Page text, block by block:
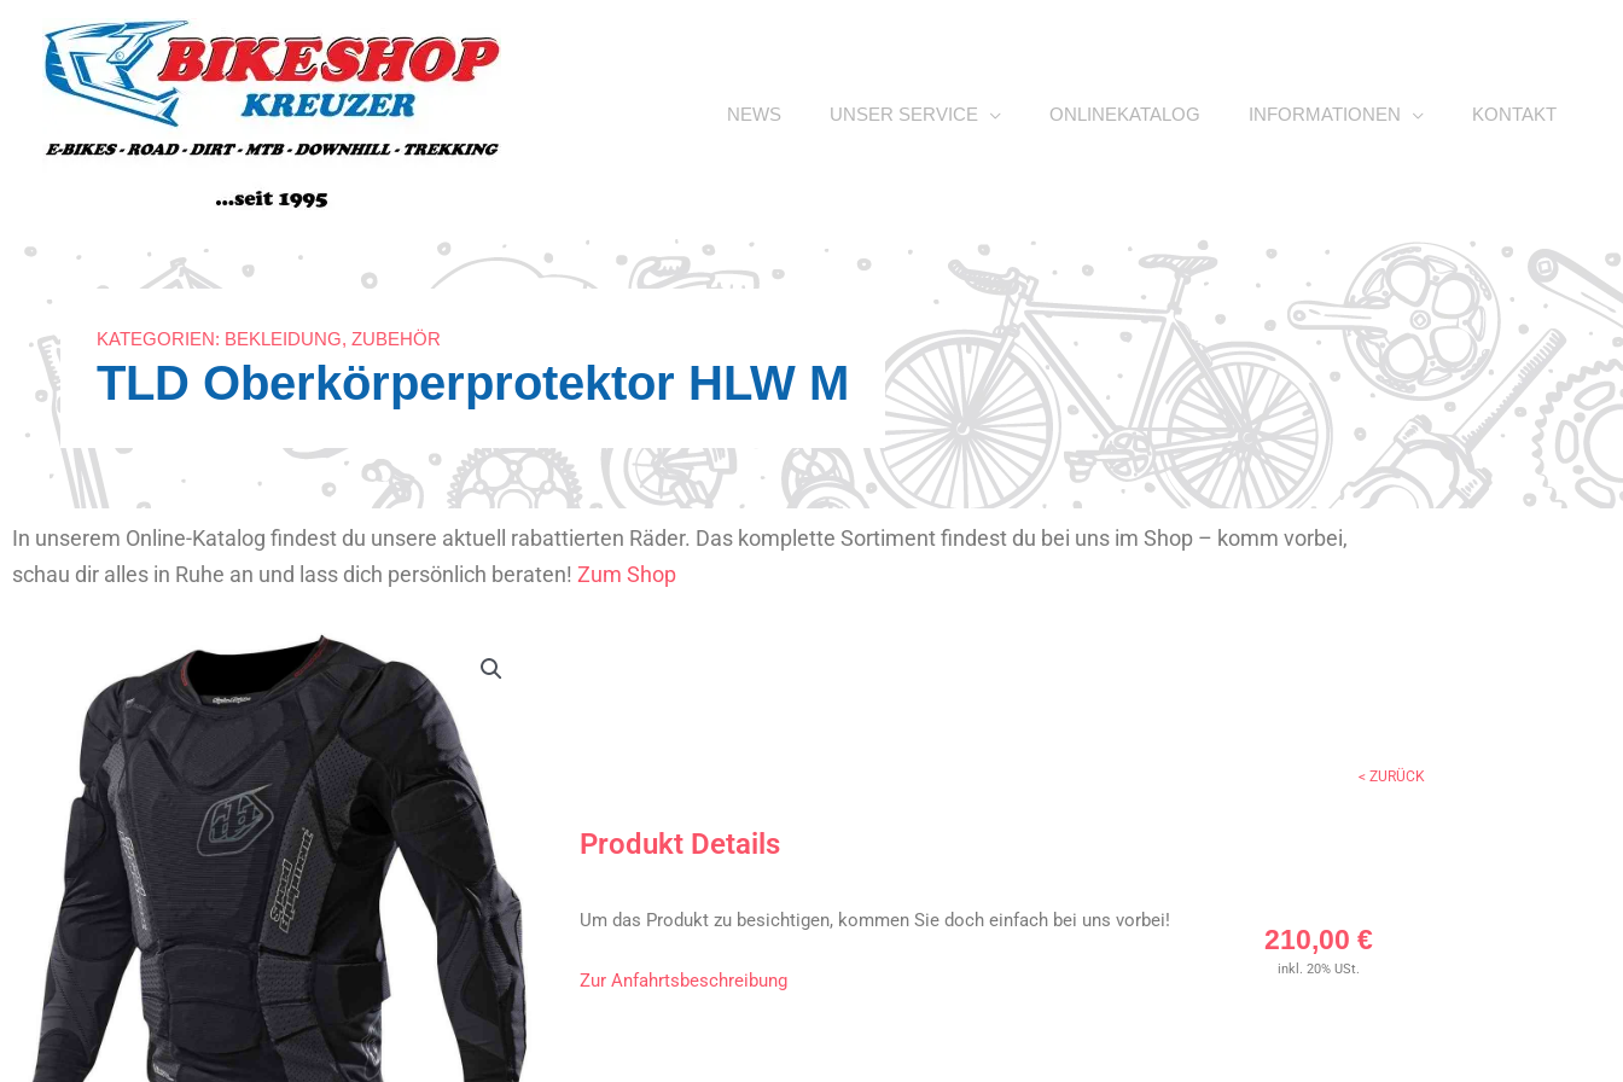
springen
NEWS UNSER SERVICE ONLINEKATALOG INFORMATIONEN KONTAKT
KATEGORIEN: BEKLEIDUNG, ZUBEHÖR
TLD Oberkörperprotektor HLW M
In unserem Online-Katalog findest du unsere aktuell rabattierten Räder. Das komplette Sortiment findest du bei uns im Shop – komm vorbei,
schau dir alles in Ruhe an und lass dich persönlich beraten! Zum Shop
< ZURÜCK
Produkt Details
Um das Produkt zu besichtigen, kommen Sie doch einfach bei uns vorbei!
Zur Anfahrtsbeschreibung
210,00€
inkl. 20% USt.